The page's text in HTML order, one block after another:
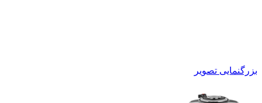
بزرگنمایی تصویر